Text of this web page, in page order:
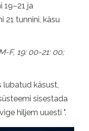
ja
21 tunnini, käsu
F, 19: 00-21: 00;
lubatud käsust,
sisestada
hiljem uuesti ".